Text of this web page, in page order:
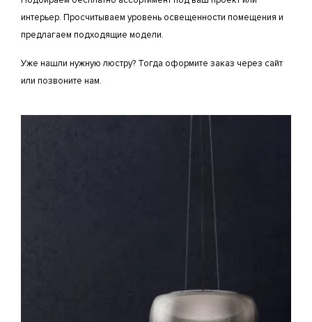
интерьер. Просчитываем уровень освещенности помещения и
предлагаем подходящие модели.
Уже нашли нужную люстру? Тогда оформите заказ через сайт
или позвоните нам.